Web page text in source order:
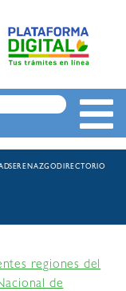
SERENAZGODIRECTORIO
regiones del
de